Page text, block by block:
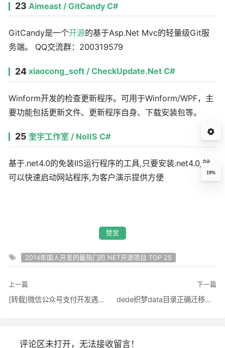
23 Aimeast / GitCandy C#
GitCandy是一个开源的基于Asp.Net Mvc的轻量级Git服
务端。 QQ交流群：200319579
24xiaocong_soft / CheckUpdate.Net C#
Winform开发的检查更新程序。可用于Winform/WPF，主
要功能包括更新文件、更新程序自身、下载安装包等。
25奎宇工作室 / NoIIS C#
基于.net4.0的免装IIS运行程序的工具,只要安装.net4.0,就
可以快速启动网站程序,为客户演示提供方便
赞赏
2014年国人开发的最热门的.NET开源项目 TOP 25
上一篇
[转载]微信公众号支付开发遇到的几个问题 - 南山北缘 - 博客园
下一篇
dede织梦data目录正确迁移及引起的问题解决方法
评论区未打开，无法接收留言！
19%